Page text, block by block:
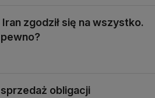
Iran zgodził się na wszystko.
sprzedaż obligacji